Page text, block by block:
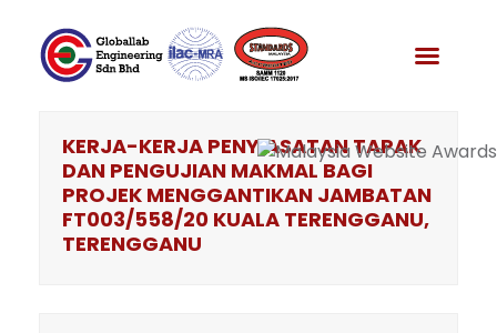
content
KERJA-KERJA PENYIASATAN TAPAK
DAN PENGUJIAN MAKMAL BAGI
PROJEK MENGGANTIKAN JAMBATAN
FT003/558/20 KUALA TERENGGANU,
TERENGGANU